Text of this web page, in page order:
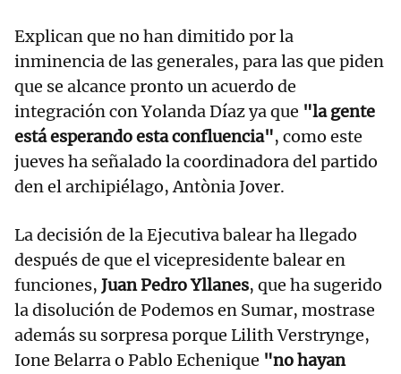
Explican que no han dimitido por la
inminencia de las generales, para las que piden
que se alcance pronto un acuerdo de
integración con Yolanda Díaz ya que "la gente
está esperando esta confluencia", como este
jueves ha señalado la coordinadora del partido
den el archipiélago, Antònia Jover.
La decisión de la Ejecutiva balear ha llegado
después de que el vicepresidente balear en
funciones, Juan Pedro Yllanes, que ha sugerido
la disolución de Podemos en Sumar, mostrase
además su sorpresa porque Lilith Verstrynge,
Ione Belarra o Pablo Echenique "no hayan